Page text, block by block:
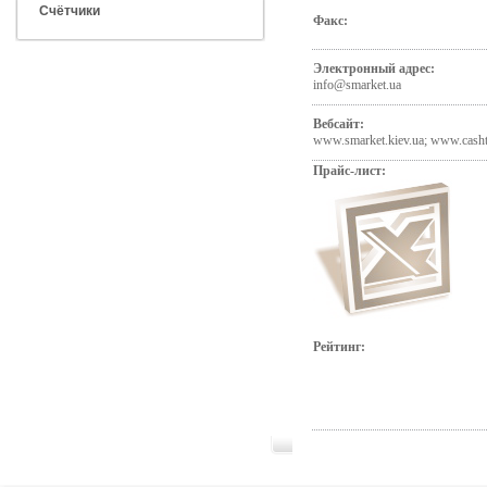
Счётчики
Факс:
Электронный адрес:
info@smarket.ua
Вебсайт:
www.smarket.kiev.ua;
Прайс-лист:
Рейтинг: